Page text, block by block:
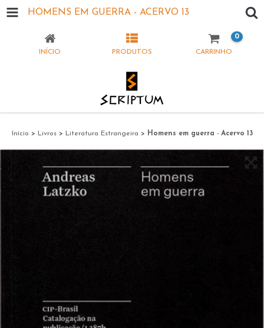
HOMENS EM GUERRA - ACERVO 13
INÍCIO PRODUTOS CARRINHO
0
Início > Livros > Literatura Estrangeira > Homens em guerra - Acervo 13